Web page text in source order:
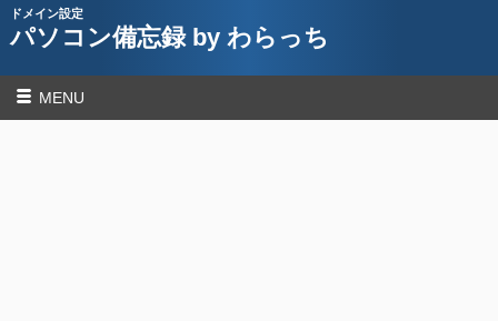
ドメイン設定
パソコン備忘録 by わらっち
MENU